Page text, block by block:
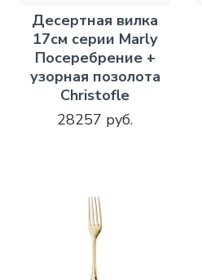
Десертная вилка
17см серии Marly
Посеребрение +
узорная позолота
Christofle
28257 руб.